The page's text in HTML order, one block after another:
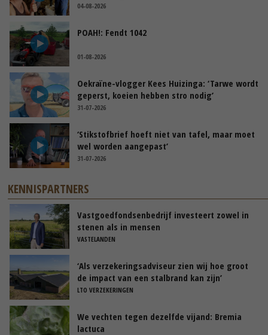
04-08-2026
POAH!: Fendt 1042
01-08-2026
Oekraïne-vlogger Kees Huizinga: ‘Tarwe wordt
geperst, koeien hebben stro nodig’
31-07-2026
‘Stikstofbrief hoeft niet van tafel, maar moet
wel worden aangepast’
31-07-2026
KENNISPARTNERS
Vastgoedfondsenbedrijf investeert zowel in
stenen als in mensen
VASTELANDEN
‘Als verzekeringsadviseur zien wij hoe groot
de impact van een stalbrand kan zijn’
LTO VERZEKERINGEN
We vechten tegen dezelfde vijand: Bremia
lactuca